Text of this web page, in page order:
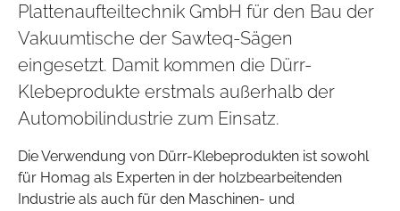
Plattenaufteiltechnik GmbH für den Bau der
Vakuumtische der Sawteq-Sägen
eingesetzt. Damit kommen die Dürr-
Klebeprodukte erstmals außerhalb der
Automobilindustrie zum Einsatz.
Die Verwendung von Dürr-Klebeprodukten ist sowohl
für Homag als Experten in der holzbearbeitenden
Industrie als auch für den Maschinen- und